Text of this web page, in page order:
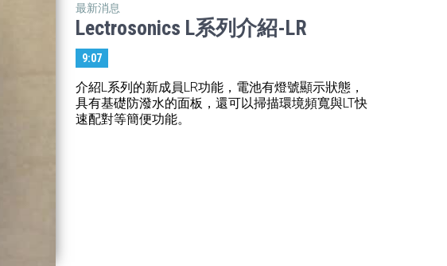
最新消息
Lectrosonics L系列介紹-LR
9:07
介紹L系列的新成員LR功能，電池有燈號顯示狀態，
具有基礎防潑水的面板，還可以掃描環境頻寬與LT快
速配對等簡便功能。